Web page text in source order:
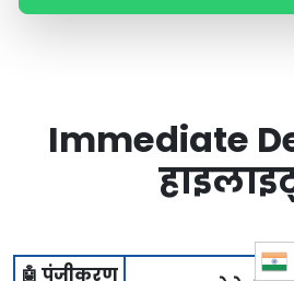
Immediate
🤖 पंजीकरण